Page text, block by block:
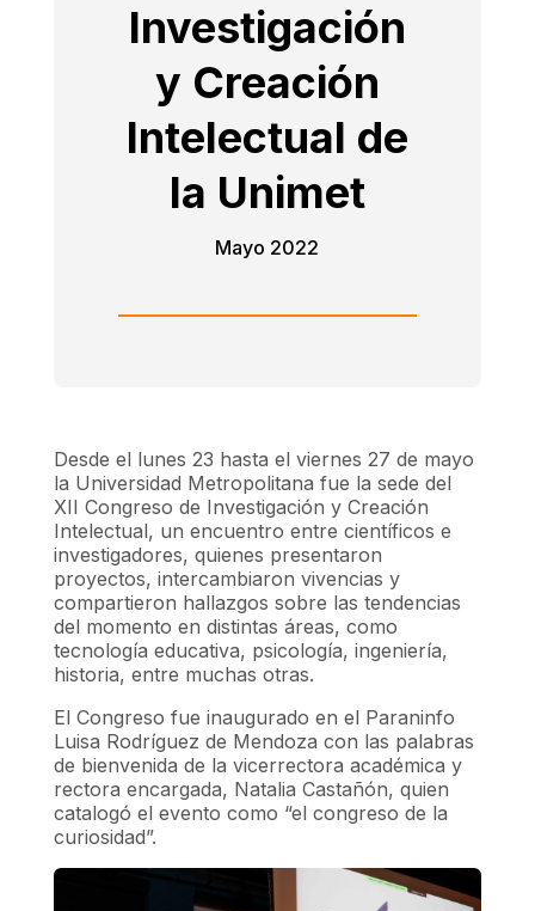
Investigación
y Creación
Intelectual de
la Unimet
Mayo 2022
Desde el lunes 23 hasta el viernes 27 de mayo
la Universidad Metropolitana fue la sede del
XII Congreso de Investigación y Creación
Intelectual, un encuentro entre científicos e
investigadores, quienes presentaron
proyectos, intercambiaron vivencias y
compartieron hallazgos sobre las tendencias
del momento en distintas áreas, como
tecnología educativa, psicología, ingeniería,
historia, entre muchas otras.
El Congreso fue inaugurado en el Paraninfo
Luisa Rodríguez de Mendoza con las palabras
de bienvenida de la vicerrectora académica y
rectora encargada, Natalia Castañón, quien
catalogó el evento como “el congreso de la
curiosidad”.